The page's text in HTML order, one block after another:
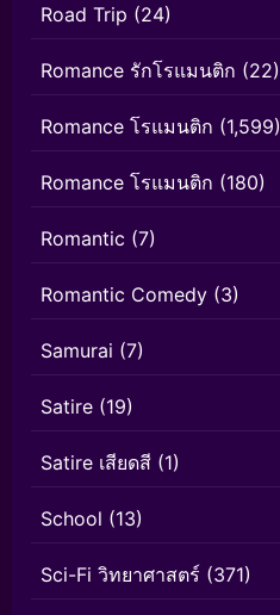
Road Trip (24)
Romance รักโรแมนติก (22)
Romance โรแมนติก (1,599)
Romance โรแมนติก (180)
Romantic (7)
Romantic Comedy (3)
Samurai (7)
Satire (19)
Satire เสียดสี (1)
School (13)
Sci-Fi วิทยาศาสตร์ (371)